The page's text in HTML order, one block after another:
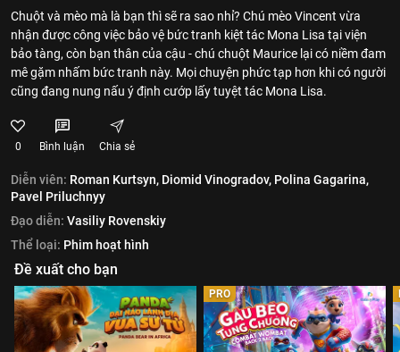
Chuột và mèo mà là bạn thì sẽ ra sao nhỉ? Chú mèo Vincent vừa
nhận được công việc bảo vệ bức tranh kiệt tác Mona Lisa tại viện
bảo tàng, còn bạn thân của cậu - chú chuột Maurice lại có niềm đam
mê gặm nhấm bức tranh này. Mọi chuyện phức tạp hơn khi có người
cũng đang nung nấu ý định cướp lấy tuyệt tác Mona Lisa.
0 Bình luận Chia sẻ
Diễn viên: Roman Kurtsyn, Diomid Vinogradov, Polina Gagarina,
Pavel Priluchnyy
Đạo diễn: Vasiliy Rovenskiy
Thể loại: Phim hoạt hình
Đề xuất cho bạn
PRO